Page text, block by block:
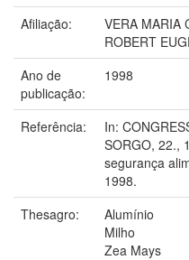
Afiliação:
VERA MARIA
ROBERT
Ano de
publicação:
1998
Referência:
In:
SORGO, 22.,
segurança
1998.
Thesagro:
Alumínio
Milho
Zea Mays